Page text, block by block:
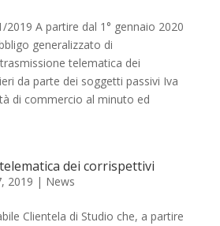
A partire dal 1° gennaio 2020
generalizzato di
telematica dei
da parte dei soggetti passivi Iva
di commercio al minuto ed
dei corrispettivi
2019 | News
Clientela di Studio che, a partire